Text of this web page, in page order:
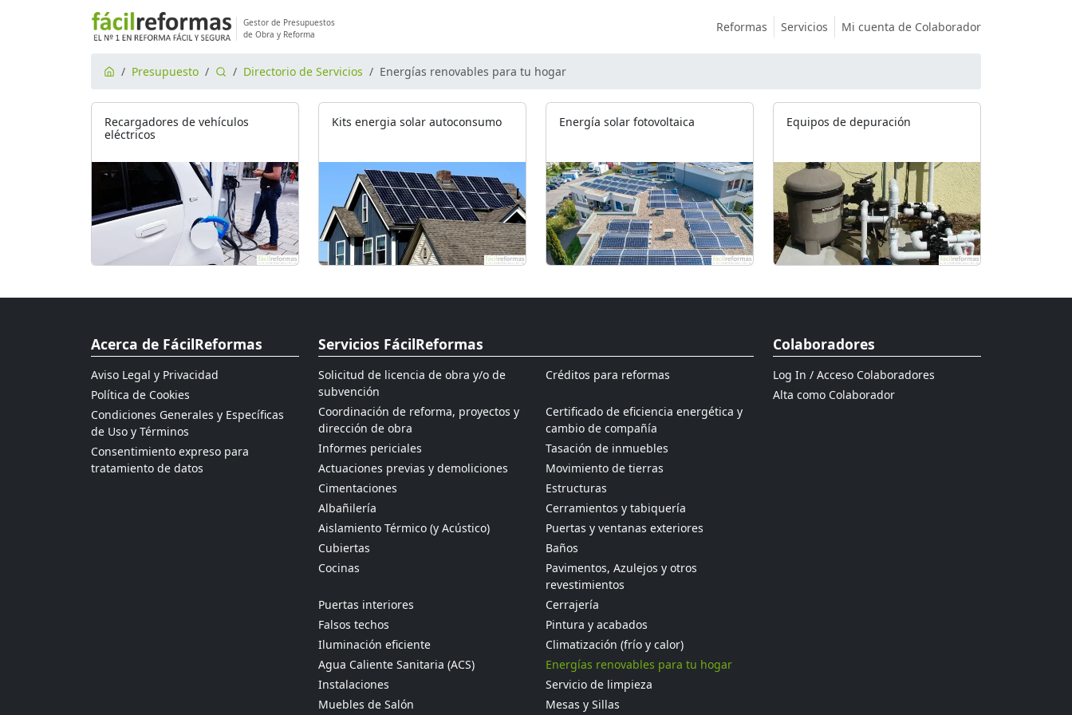
Gestor de Presupuestos
de Obra y Reforma
Reformas Servicios Mi cuenta de Colaborador
Presupuesto Directorio de Servicios Energías renovables para tu hogar
Recargadores de vehículos
eléctricos
Kits energia solar autoconsumo Energía solar fotovoltaica Equipos de depuración
Acerca de FácilReformas
Aviso Legal y Privacidad
Política de Cookies
Condiciones Generales y Específicas
de Uso y Términos
Consentimiento expreso para
tratamiento de datos
Servicios FácilReformas
Solicitud de licencia de obra y/o de
subvención
Créditos para reformas
Coordinación de reforma, proyectos y
dirección de obra
Certificado de eficiencia energética y
cambio de compañía
Informes periciales
Tasación de inmuebles
Actuaciones previas y demoliciones
Movimiento de tierras
Cimentaciones
Estructuras
Albañilería
Cerramientos y tabiquería
Aislamiento Térmico (y Acústico)
Puertas y ventanas exteriores
Cubiertas
Baños
Cocinas
Pavimentos, Azulejos y otros
revestimientos
Puertas interiores
Cerrajería
Falsos techos
Pintura y acabados
Iluminación eficiente
Climatización (frío y calor)
Agua Caliente Sanitaria (ACS)
Energías renovables para tu hogar
Instalaciones
Servicio de limpieza
Muebles de Salón
Mesas y Sillas
Colaboradores
Log In / Acceso Colaboradores
Alta como Colaborador